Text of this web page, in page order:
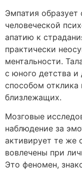
Эмпатия образует
человеческой
апатию к
практически
ментальности.
с юного детства и
способом отклика
близлежащих.
Мозговые
наблюдение за
активирует те же
вовлечены при
Это феномен,